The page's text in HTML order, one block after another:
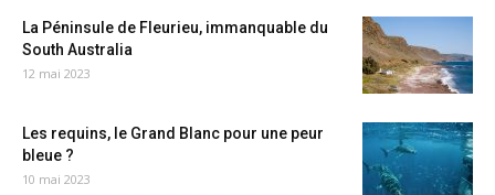
La Péninsule de Fleurieu, immanquable du
South Australia
12 mai 2023
Les requins, le Grand Blanc pour une peur
bleue ?
10 mai 2023